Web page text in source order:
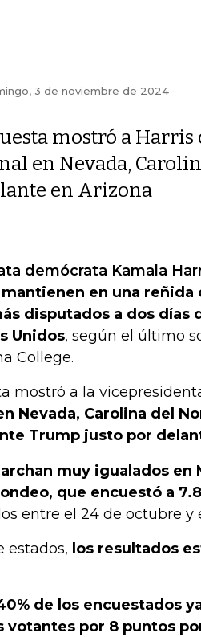
3 de noviembre de 2024
mostró a
en Nevada,
en Arizona
demócrata Kamala
mantienen en una
disputados a dos días
Unidos, según el último
College.
mostró a la
Nevada, Carolina del
Trump justo por
muy igualados en
que encuestó a
entre el 24 de octubre y
estados, los resultados
de los encuestados
votantes por 8 puntos